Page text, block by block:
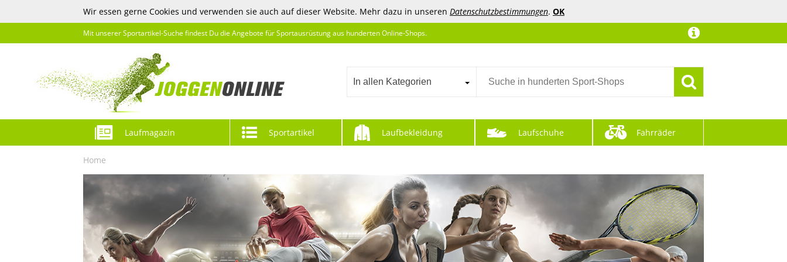
Wir essen gerne Cookies und verwenden sie auch auf dieser Website. Mehr dazu in unseren Datenschutzbestimmungen. OK
Mit unserer Sportartikel-Suche findest Du die Angebote für Sportausrüstung aus hunderten Online-Shops.
In allen Kategorien
Laufmagazin Sportartikel Laufbekleidung Laufschuhe Fahrräder
Home